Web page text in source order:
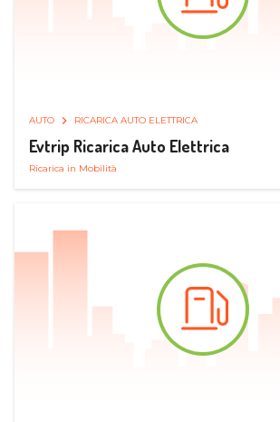
AUTO RICARICA AUTO ELETTRICA
Evtrip Ricarica Auto Elettrica
Ricarica in Mobilità